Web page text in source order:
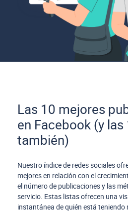
Las 10 mejores
en Facebook (y
también)
Nuestro índice de redes sociales
mejores en relación con el
el número de publicaciones y las
servicio. Estas listas ofrecen una
instantánea de quién está teniendo